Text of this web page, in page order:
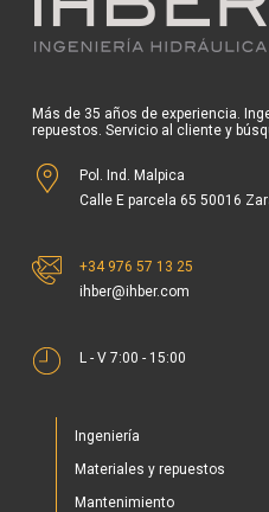
Más de 35 años de experiencia.
repuestos. Servicio al cliente y
Pol. Ind. Malpica
Calle E parcela 65 50016
+34 976 57 13 25
ihber@ihber.com
L - V 7:00 - 15:00
Ingeniería
Materiales y repuestos
Mantenimiento